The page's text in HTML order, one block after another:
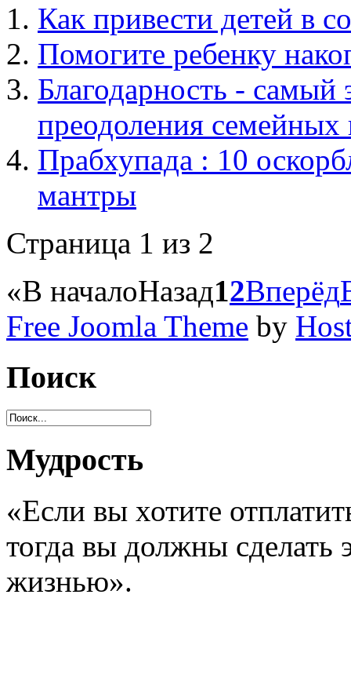
Как привести детей в
Помогите ребенку
Благодарность -
преодоления семейных
Прабхупада : 10
мантры
Страница 1 из 2
«В началоНазад12Вперёд
Free Joomla Theme by
Поиск
Мудрость
«Если вы хотите
тогда вы должны сделать
жизнью».